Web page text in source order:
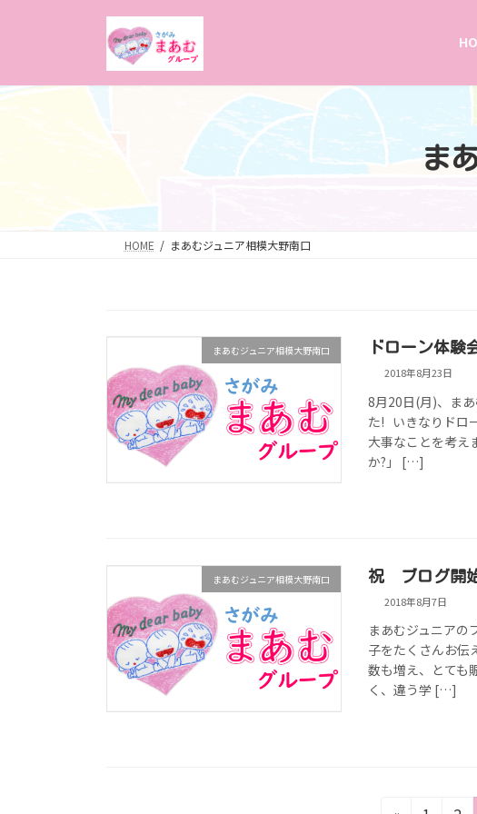
ま
HOME まあむジュニア相模大野南口
まあむジュニア相模大野南口 ドローン体験
2018年8月23日
8月20日(月)、ま
た! いきなりドロ
大事なことを考え
か?」 […]
まあむジュニア相模大野南口 祝 ブログ開
2018年8月7日
まあむジュニアの
子をたくさんお伝
数も増え、とても
く、違う学 […]